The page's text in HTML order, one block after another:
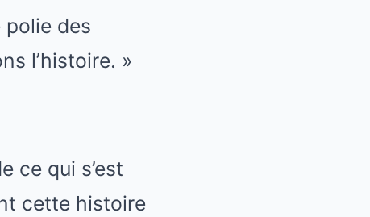
polie des
l’histoire. »
ce qui s’est
cette histoire